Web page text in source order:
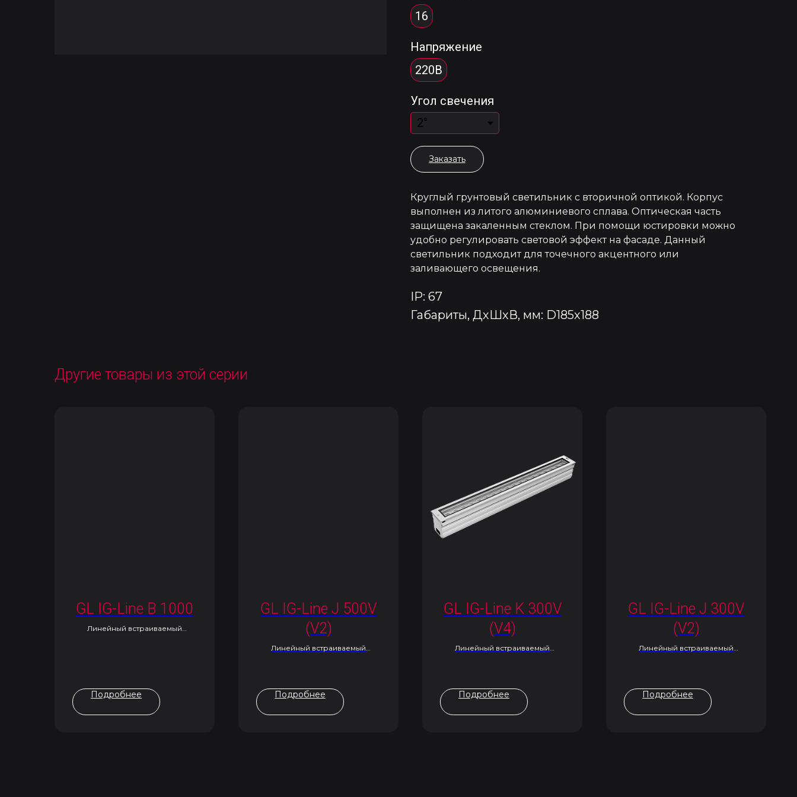
16
Напряжение
220В
Угол свечения
Заказать
Круглый грунтовый светильник с вторичной оптикой. Корпус
выполнен из литого алюминиевого сплава. Оптическая часть
защищена закаленным стеклом. При помощи юстировки можно
удобно регулировать световой эффект на фасаде. Данный
светильник подходит для точечного акцентного или
заливающего освещения.
IP: 67
Габариты, ДхШхВ, мм: D185x188
Другие товары из этой серии
GL IG-Line B 1000
Линейный встраиваемый
Подробнее
GL IG-Line J 500V
(V2)
Линейный встраиваемый
Подробнее
GL IG-Line K 300V
(V4)
Линейный встраиваемый
Подробнее
GL IG-Line J 300V
(V2)
Линейный встраиваемый
Подробнее